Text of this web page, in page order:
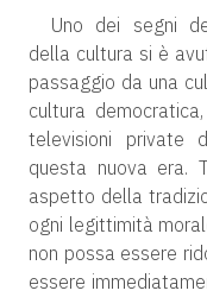
Uno dei segni
della cultura si è
passaggio da una
cultura
televisioni private
questa nuova era.
aspetto della
ogni legittimità
non possa essere
essere